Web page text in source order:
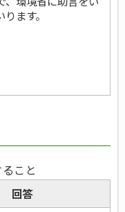
ます。
こと
回答